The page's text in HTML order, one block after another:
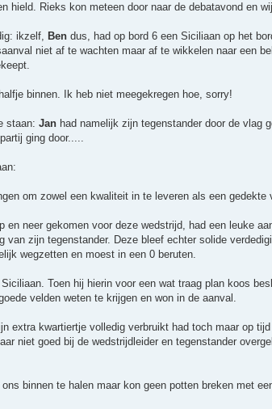
hield. Rieks kon meteen door naar de debatavond en
ikzelf, Ben dus, had op bord 6 een Siciliaan op het
niet af te wachten maar af te wikkelen naar een
binnen. Ik heb niet meegekregen hoe, sorry!
staan: Jan had namelijk zijn tegenstander door de vlag
ging door.....
om zowel een kwaliteit in te leveren als een
en neer gekomen voor deze wedstrijd, had een leuke
van zijn tegenstander. Deze bleef echter solide
wegzetten en moest in een 0 beruten.
Toen hij hierin voor een wat traag plan koos
velden weten te krijgen en won in de aanval.
extra kwartiertje volledig verbruikt had toch maar op
niet goed bij de wedstrijdleider en tegenstander
binnen te halen maar kon geen potten breken met